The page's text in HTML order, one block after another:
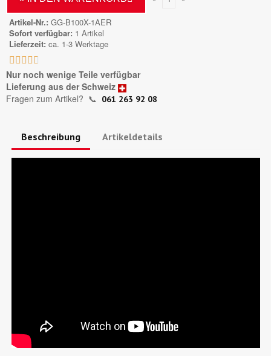
Artikel-Nr. GG-B100X-1AER
Sofort verfügbar 1 Artikel
Lieferzeit ca. 1-3 Werktage
    
Nur noch wenige Teile verfügbar
Lieferung aus der Schweiz
Fragen zum Artikel? 📞 061 263 92 08
Beschreibung Artikeldetails